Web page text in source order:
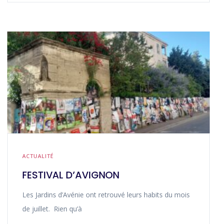
ACTUALITÉ
FESTIVAL D’AVIGNON
Les Jardins d’Avénie ont retrouvé leurs habits du mois
de juillet. Rien qu’à